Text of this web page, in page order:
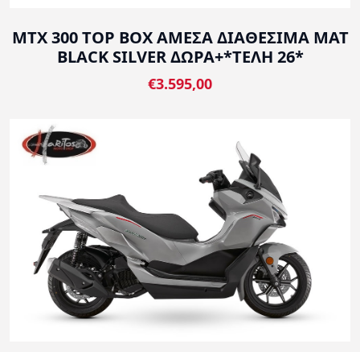
MTX 300 TOP BOX ΑΜΕΣΑ ΔΙΑΘΕΣΙΜΑ MAT
BLACK SILVER ΔΩΡΑ+*ΤΕΛΗ 26*
€3.595,00